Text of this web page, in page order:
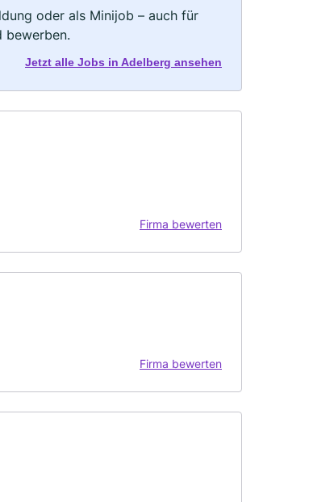
oder als Minijob – auch für
bewerben.
Jetzt alle Jobs in Adelberg ansehen
Firma bewerten
Firma bewerten